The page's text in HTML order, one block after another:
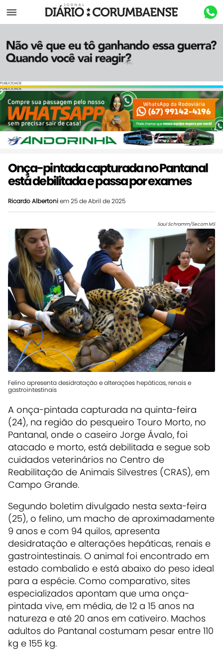
Menu
PUBLICIDADE
PUBLICIDADE
Onça-pintada capturada no Pantanal
está debilitada e passa por exames
Ricardo Albertoniem 25 de Abril de 2025
Saul Schramm/Secom MS
Felino apresenta desidratação e alterações hepáticas, renais e
gastrointestinais
A onça-pintada capturada na quinta-feira
(24), na região do pesqueiro Touro Morto, no
Pantanal, onde o caseiro Jorge Ávalo, foi
atacado e morto, está debilitada e segue sob
cuidados veterinários no Centro de
Reabilitação de Animais Silvestres (CRAS), em
Campo Grande.
Segundo boletim divulgado nesta sexta-feira
(25), o felino, um macho de aproximadamente
9 anos e com 94 quilos, apresenta
desidratação e alterações hepáticas, renais e
gastrointestinais. O animal foi encontrado em
estado combalido e está abaixo do peso ideal
para a espécie. Como comparativo, sites
especializados apontam que uma onça-
pintada vive, em média, de 12 a 15 anos na
natureza e até 20 anos em cativeiro. Machos
adultos do Pantanal costumam pesar entre 110
kg e 155 kg.